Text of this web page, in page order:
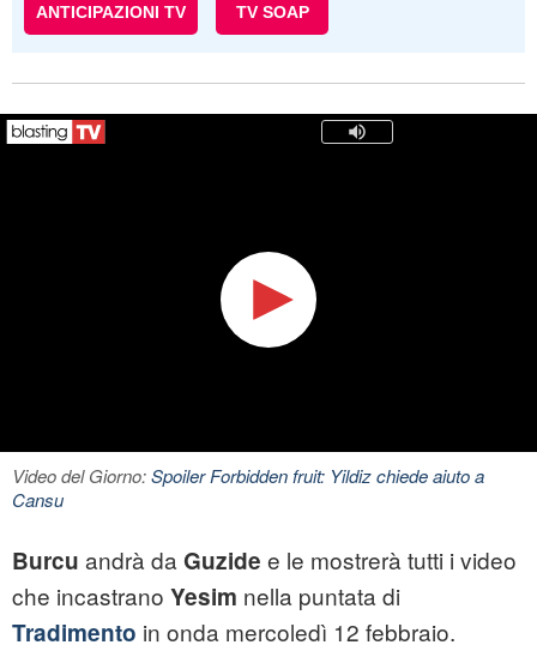
ANTICIPAZIONI TV TV SOAP
Video del Giorno:Spoiler Forbidden fruit: Yildiz chiede aiuto a
Cansu
Burcu andrà da Guzide e le mostrerà tutti i video
che incastrano Yesim nella puntata di
Tradimento in onda mercoledì 12 febbraio.